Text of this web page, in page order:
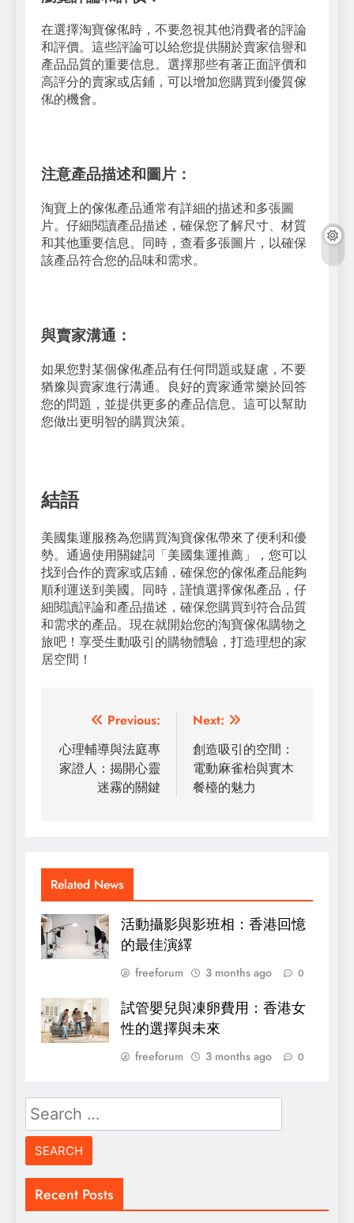
在選擇淘寶傢俬時，不要忽視其他消費者的評論
和評價。這些評論可以給您提供關於賣家信譽和
產品品質的重要信息。選擇那些有著正面評價和
高評分的賣家或店鋪，可以增加您購買到優質傢
俬的機會。
注意產品描述和圖片：
淘寶上的傢俬產品通常有詳細的描述和多張圖
片。仔細閱讀產品描述，確保您了解尺寸、材質
和其他重要信息。同時，查看多張圖片，以確保
該產品符合您的品味和需求。
與賣家溝通：
如果您對某個傢俬產品有任何問題或疑慮，不要
猶豫與賣家進行溝通。良好的賣家通常樂於回答
您的問題，並提供更多的產品信息。這可以幫助
您做出更明智的購買決策。
結語
美國集運服務為您購買淘寶傢俬帶來了便利和優
勢。通過使用關鍵詞「美國集運推薦」，您可以
找到合作的賣家或店鋪，確保您的傢俬產品能夠
順利運送到美國。同時，謹慎選擇傢俬產品，仔
細閱讀評論和產品描述，確保您購買到符合品質
和需求的產品。現在就開始您的淘寶傢俬購物之
旅吧！享受生動吸引的購物體驗，打造理想的家
居空間！
Post
navigation
Previous:
心理輔導與法庭專
家證人：揭開心靈
迷霧的關鍵
Next:
創造吸引的空間：
電動麻雀枱與實木
餐檯的魅力
Related News
活動攝影與影班相：香港回憶
的最佳演繹
freeforum 3 months ago 0
試管嬰兒與凍卵費用：香港女
性的選擇與未來
freeforum 3 months ago 0
Search
for:
Recent Posts